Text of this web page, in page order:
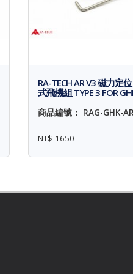
RA-TECH AR V3 磁力定
式飛機組 TYPE 3 FOR
商品編號： RAG-GHK-
NT$ 1650